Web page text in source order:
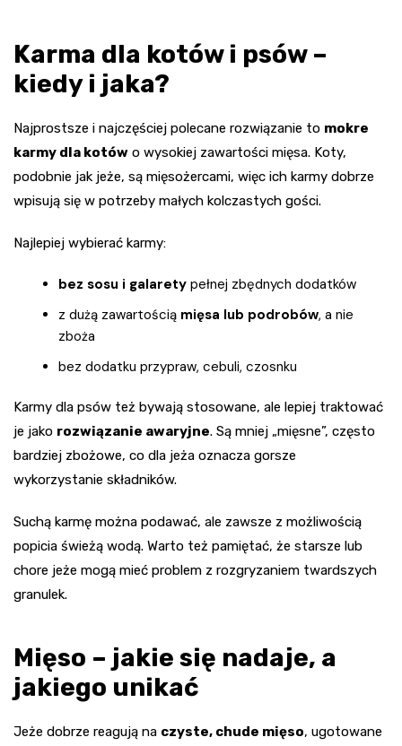
Karma dla kotów i psów –
kiedy i jaka?
Najprostsze i najczęściej polecane rozwiązanie to mokre
karmy dla kotów o wysokiej zawartości mięsa. Koty,
podobnie jak jeże, są mięsożercami, więc ich karmy dobrze
wpisują się w potrzeby małych kolczastych gości.
Najlepiej wybierać karmy:
bez sosu i galarety pełnej zbędnych dodatków
z dużą zawartością mięsa lub podrobów, a nie
zboża
bez dodatku przypraw, cebuli, czosnku
Karmy dla psów też bywają stosowane, ale lepiej traktować
je jako rozwiązanie awaryjne. Są mniej „mięsne”, często
bardziej zbożowe, co dla jeża oznacza gorsze
wykorzystanie składników.
Suchą karmę można podawać, ale zawsze z możliwością
popicia świeżą wodą. Warto też pamiętać, że starsze lub
chore jeże mogą mieć problem z rozgryzaniem twardszych
granulek.
Mięso – jakie się nadaje, a
jakiego unikać
Jeże dobrze reagują na czyste, chude mięso, ugotowane